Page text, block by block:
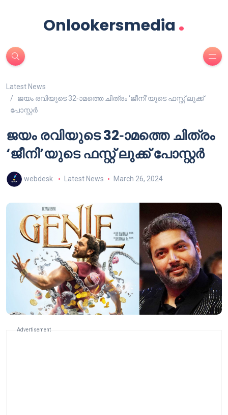
Onlookersmedia .
Latest News
ജയം രവിയുടെ 32-ാമത്തെ ചിത്രം ‘ജീനി’യുടെ ഫസ്റ്റ് ലുക്ക്
പോസ്റ്റർ
ജയം രവിയുടെ 32-ാമത്തെ ചിത്രം
‘ജീനി’യുടെ ഫസ്റ്റ് ലുക്ക് പോസ്റ്റർ
webdesk Latest News March 26, 2024
Advertisement